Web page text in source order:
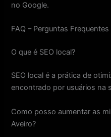
no Google.
FAQ – Perguntas Frequentes
O que é SEO local?
SEO local é a prática de
encontrado por usuários na
Como posso aumentar as
Aveiro?